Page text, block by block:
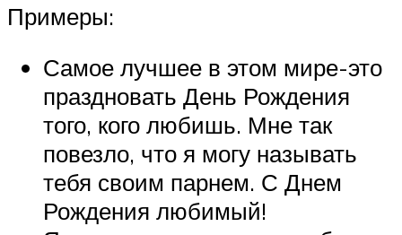
Примеры:
Самое лучшее в этом мире-это
праздновать День Рождения
того, кого любишь. Мне так
повезло, что я могу называть
тебя своим парнем. С Днем
Рождения любимый!